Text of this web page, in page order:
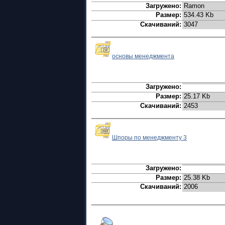
Загружено: Ramon
Размер: 534.43 Kb
Скачиваний: 3047
основы менеджмента
Загружено:
Размер: 25.17 Kb
Скачиваний: 2453
Шпоры по менеджменту 3
Загружено:
Размер: 25.38 Kb
Скачиваний: 2006